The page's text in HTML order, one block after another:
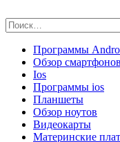
to
content
Найти:
Программы
Обзор смартфонов
Ios
Программы ios
Планшеты
Обзор ноутов
Видеокарты
Материнские